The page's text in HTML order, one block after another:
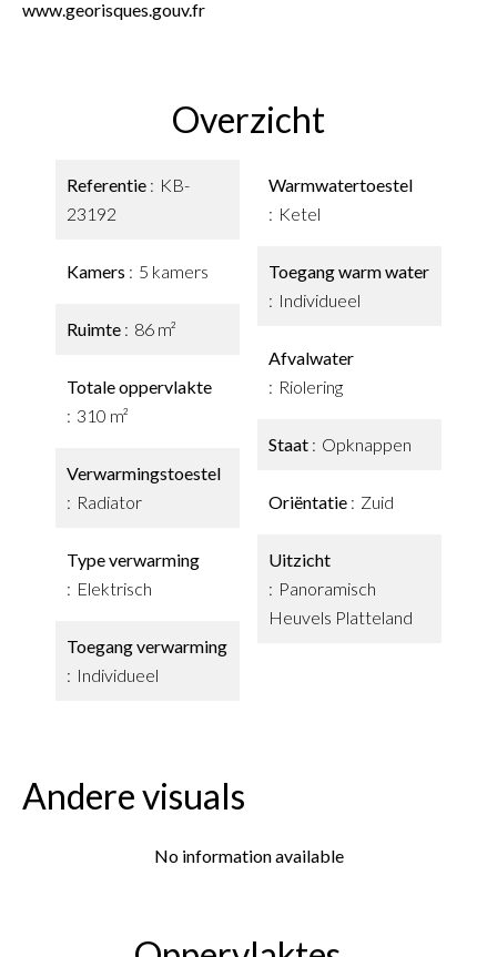
www.georisques.gouv.fr
Overzicht
Referentie
KB-
23192
Kamers 5 kamers
Ruimte 86 m²
Totale oppervlakte
310 m²
Verwarmingstoestel
Radiator
Type verwarming
Elektrisch
Toegang verwarming
Individueel
Warmwatertoestel
Ketel
Toegang warm water
Individueel
Afvalwater
Riolering
Staat Opknappen
Oriëntatie Zuid
Uitzicht
Panoramisch
Heuvels Platteland
Andere visuals
No information available